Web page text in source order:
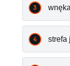
strefa